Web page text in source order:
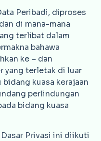
Peribadi, diproses
di mana-mana
terlibat dalam
bahawa
ke – dan
yang terletak di luar
kuasa kerajaan
perlindungan
bidang kuasa
Privasi ini diikuti